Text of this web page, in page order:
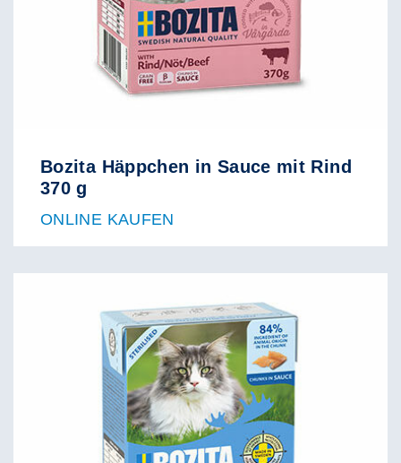
Bozita Häppchen in Sauce mit Rind
370 g
ONLINE KAUFEN